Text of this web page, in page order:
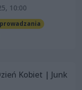
10:00
Kobiet | Junk